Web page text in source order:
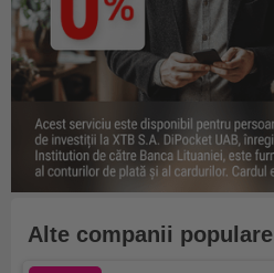
Alte companii populare